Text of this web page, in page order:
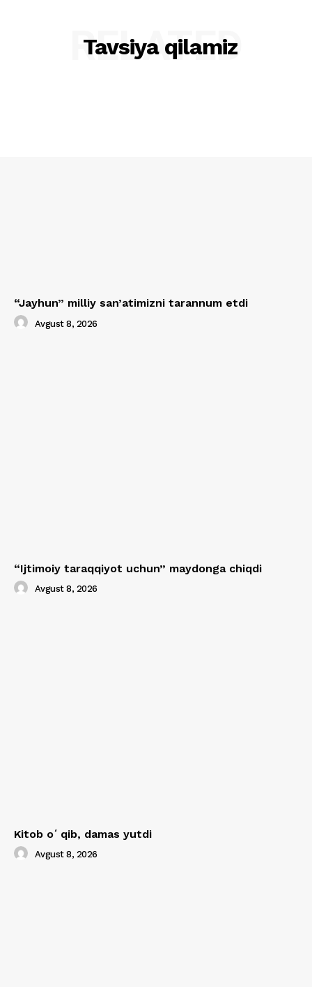
Tavsiya qilamiz
RELATED
“Jayhun” milliy san’atimizni tarannum etdi
Avgust 8, 2026
“Ijtimoiy taraqqiyot uchun” maydonga chiqdi
Avgust 8, 2026
Kitob oʻqib, damas yutdi
Avgust 8, 2026